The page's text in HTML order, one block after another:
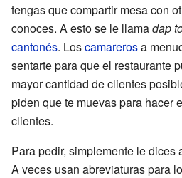
tengas que compartir mesa con
conoces. A esto se le llamadap
cantonés. Loscamarerosa
sentarte para que el restaurante
mayor cantidad de clientes
piden que te muevas para hacer
clientes.
Para pedir, simplemente le dices
A veces usan abreviaturas para